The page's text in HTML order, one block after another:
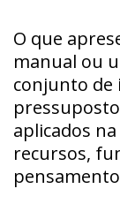
O que
manual ou
conjunto de
aplicados
recursos,